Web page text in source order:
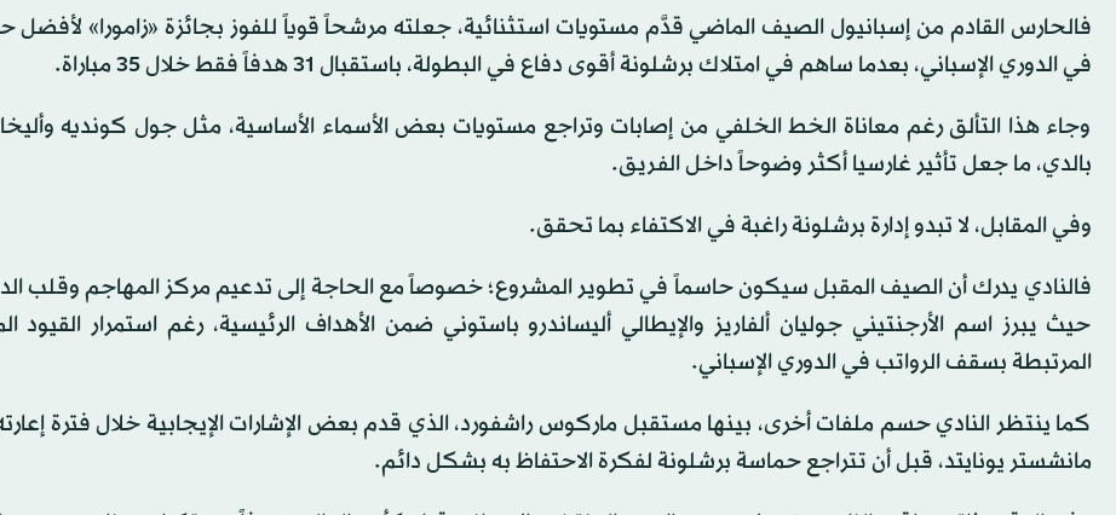
فالحارس القادم من إسبانيول الصيف الماضي قدَّم مستويات استثنائية، جعلته مرشحاً قوياً للفوز بجائزة «زامورا» لأفضل
في الدوري الإسباني، بعدما ساهم في امتلاك برشلونة أقوى دفاع في البطولة، باستقبال 31 هدفاً فقط خلال 35 مباراة.
وجاء هذا التألق رغم معاناة الخط الخلفي من إصابات وتراجع مستويات بعض الأسماء الأساسية، مثل جول كونديه
بالدي، ما جعل تأثير غارسيا أكثر وضوحاً داخل الفريق.
وفي المقابل، لا تبدو إدارة برشلونة راغبة في الاكتفاء بما تحقق.
فالنادي يدرك أن الصيف المقبل سيكون حاسماً في تطوير المشروع؛ خصوصاً مع الحاجة إلى تدعيم مركز المهاجم وقلب
حيث يبرز اسم الأرجنتيني جوليان ألفاريز والإيطالي أليساندرو باستوني ضمن الأهداف الرئيسية، رغم استمرار القيود
المرتبطة بسقف الرواتب في الدوري الإسباني.
كما ينتظر النادي حسم ملفات أخرى، بينها مستقبل ماركوس راشفورد، الذي قدم بعض الإشارات الإيجابية خلال فترة
مانشستر يونايتد، قبل أن تتراجع حماسة برشلونة لفكرة الاحتفاظ به بشكل دائم.